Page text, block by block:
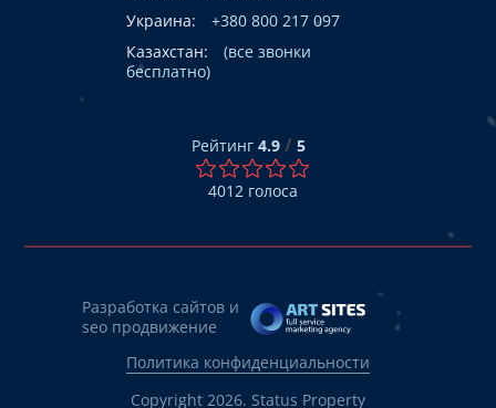
Украина:
+380 800 217 097
Казахстан:
(все звонки
бесплатно)
Рейтинг 4.9/ 5
4012 голоса
Разработка сайтов и
seo продвижение
Политика конфиденциальности
Copyright 2026. Status Property